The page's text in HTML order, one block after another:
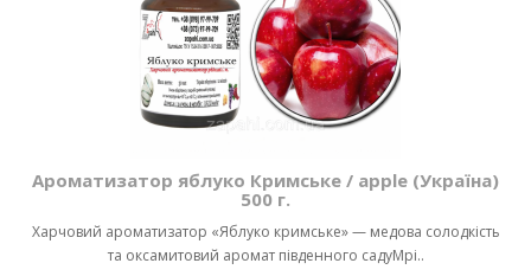
Ароматизатор яблуко Кримське / apple (Україна)
500 г.
Харчовий ароматизатор «Яблуко кримське» — медова солодкість
та оксамитовий аромат південного садуМрі..